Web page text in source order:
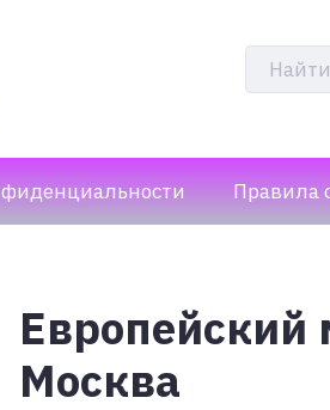
Правила
Европейский
Москва